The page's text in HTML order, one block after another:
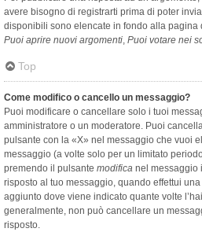
avere bisogno di registrarti prima di poter
disponibili sono elencate in fondo alla pagina
Puoi aprire nuovi argomenti, Puoi votare nei
Top
Come modifico o cancello un messaggio?
Puoi modificare o cancellare solo i tuoi
amministratore o un moderatore. Puoi
pulsante con la «X» nel messaggio che vuoi
messaggio (a volte solo per un limitato
premendo il pulsante modifica nel messaggio
risposto al tuo messaggio, quando effettui
aggiunto dove viene indicato quante volte
generalmente, non può cancellare un
risposto.